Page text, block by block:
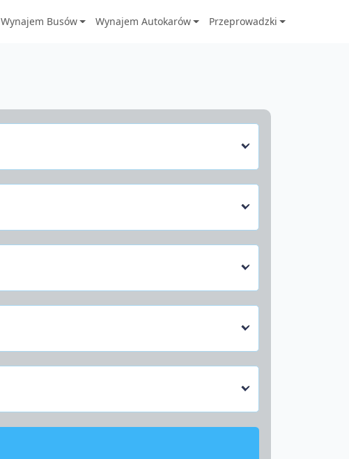
Wynajem Busów Wynajem Autokarów Przeprowadzki